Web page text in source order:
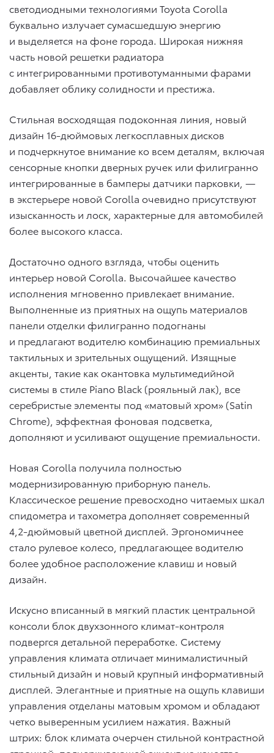
светодиодными технологиями Toyota Corolla
буквально излучает сумасшедшую энергию
и выделяется на фоне города. Широкая нижняя
часть новой решетки радиатора
с интегрированными противотуманными фарами
добавляет облику солидности и престижа.
Стильная восходящая подоконная линия, новый
дизайн 16-дюймовых легкосплавных дисков
и подчеркнутое внимание ко всем деталям, включая
сенсорные кнопки дверных ручек или филигранно
интегрированные в бамперы датчики парковки, —
в экстерьере новой Corolla очевидно присутствуют
изысканность и лоск, характерные для автомобилей
более высокого класса.
Достаточно одного взгляда, чтобы оценить
интерьер новой Corolla. Высочайшее качество
исполнения мгновенно привлекает внимание.
Выполненные из приятных на ощупь материалов
панели отделки филигранно подогнаны
и предлагают водителю комбинацию премиальных
тактильных и зрительных ощущений. Изящные
акценты, такие как окантовка мультимедийной
системы в стиле Piano Black (рояльный лак), все
серебристые элементы под «матовый хром» (Satin
Chrome), эффектная фоновая подсветка,
дополняют и усиливают ощущение премиальности.
Новая Corolla получила полностью
модернизированную приборную панель.
Классическое решение превосходно читаемых шкал
спидометра и тахометра дополняет современный
4,2-дюймовый цветной дисплей. Эргономичнее
стало рулевое колесо, предлагающее водителю
более удобное расположение клавиш и новый
дизайн.
Искусно вписанный в мягкий пластик центральной
консоли блок двухзонного климат-контроля
подвергся детальной переработке. Систему
управления климата отличает минималистичный
стильный дизайн и новый крупный информативный
дисплей. Элегантные и приятные на ощупь клавиши
управления отделаны матовым хромом и обладают
четко выверенным усилием нажатия. Важный
штрих: блок климата очерчен стильной контрастной